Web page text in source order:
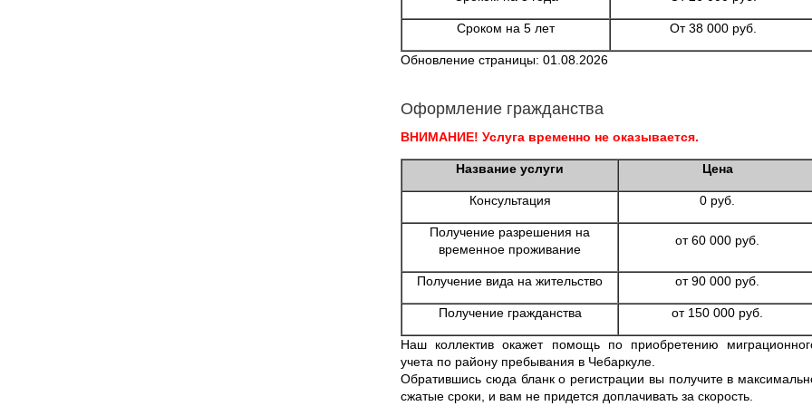
Сроком на 5 лет От 38 000 руб.
Обновление страницы: 01.08.2026
Оформление гражданства
ВНИМАНИЕ! Услуга временно не оказывается.
Название услуги Цена
Консультация 0 руб.
Получение разрешения на
временное проживание
от 60 000 руб.
Получение вида на жительство от 90 000 руб.
Получение гражданства от 150 000 руб.
Наш коллектив окажет помощь по приобретению
учета по району пребывания в Чебаркуле.
Обратившись сюда бланк о регистрации вы получите в
сжатые сроки, и вам не придется доплачивать за скорость.